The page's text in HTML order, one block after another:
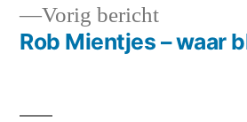
Vorig berichtVorig
bericht:
Rob Mientjes – waar